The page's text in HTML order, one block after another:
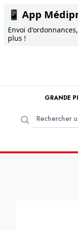
📱 App
Envoi
plus !
GRANDE